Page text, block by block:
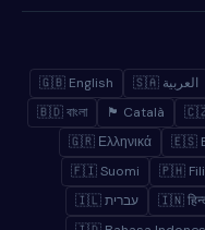
🇬🇧 English 🇸🇦 العربية
🇧🇩 বাংলা
🏴 Català 🇨🇿
🇬🇷 Ελληνικά
🇪🇸
🇫🇮 Suomi
🇵🇭
🇮🇱 עברית
🇮🇳